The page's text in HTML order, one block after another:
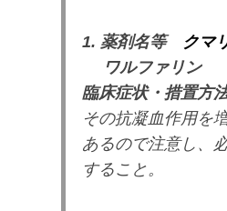
1. 薬剤名等
クマ
ワルファリン
臨床症状・措置方
その抗凝血作用を
あるので注意し、
すること。